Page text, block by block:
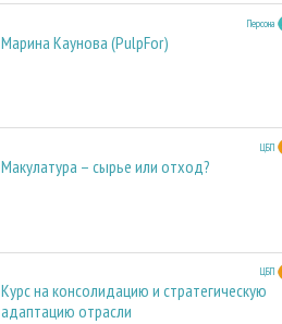
Персона
Марина Каунова (PulpFor)
ЦБП
Макулатура – сырье или отход?
ЦБП
Курс на консолидацию и стратегическую
адаптацию отрасли